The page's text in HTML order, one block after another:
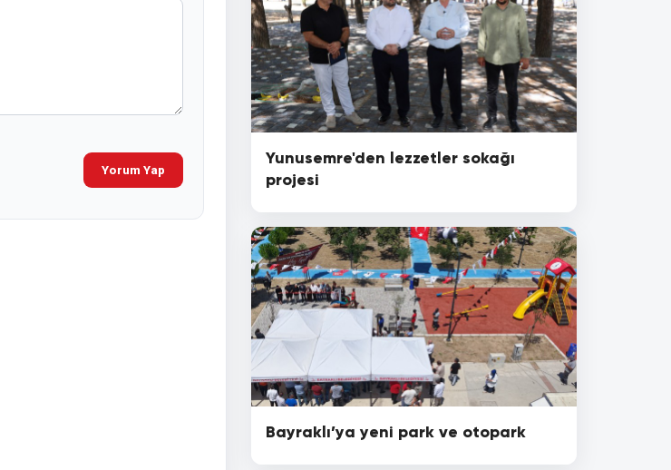
Yorum Yap
Yunusemre'den lezzetler sokağı
projesi
Bayraklı’ya yeni park ve otopark